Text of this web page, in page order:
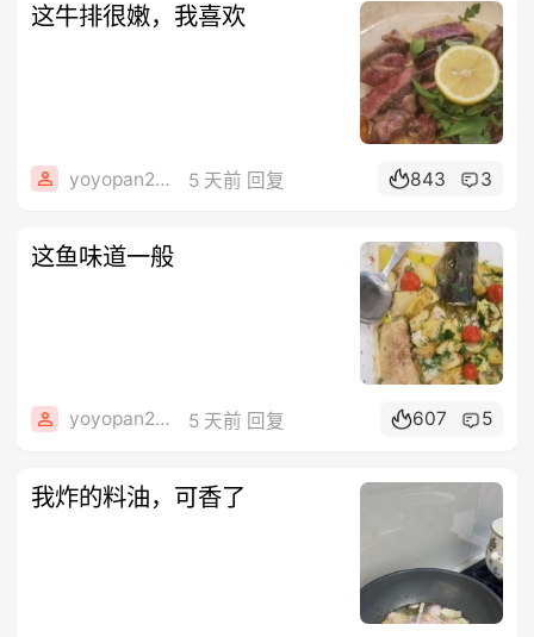
这牛排很嫩，我喜欢
yoyopan2006 5 天前 回复 843 3
这鱼味道一般
yoyopan2006 5 天前 回复 607 5
我炸的料油，可香了